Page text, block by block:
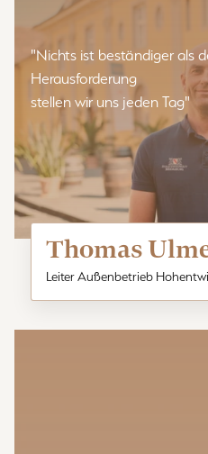
"Nichts ist beständiger als
Herausforderung
stellen wir uns jeden Tag"
Thomas
Leiter Außenbetrieb